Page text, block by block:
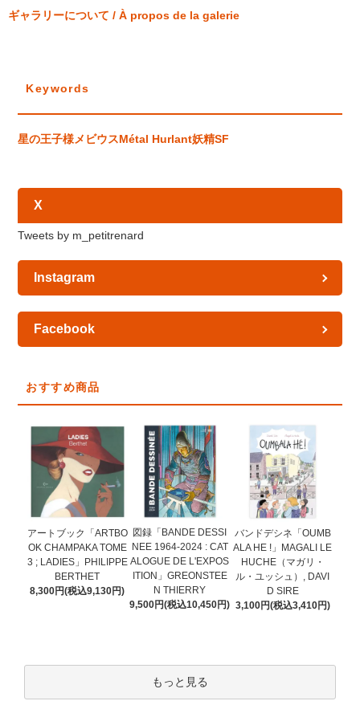
ギャラリーについて / À propos de la galerie
Keywords
星の王子様メビウスMétal Hurlant妖精SF
X
Tweets by m_petitrenard
Instagram
Facebook
おすすめ商品
アートブック「ARTBO
OK CHAMPAKA TOME
3 ; LADIES」PHILIPPE
BERTHET
8,300円(税込9,130円)
図録「BANDE DESSI
NEE 1964-2024 : CAT
ALOGUE DE L'EXPOS
ITION」GREONSTEE
N THIERRY
9,500円(税込10,450円)
バンドデシネ「OUMB
ALA HE !」MAGALI LE
HUCHE（マガリ・
ル・ユッシュ）, DAVI
D SIRE
3,100円(税込3,410円)
もっと見る